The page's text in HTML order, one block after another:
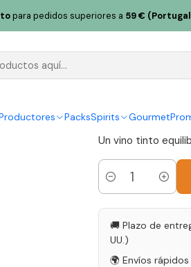
PacksSpirits Gourmet
para pedidos superiores a 59 €
Dão Vino Tinto 1,5L
Vinha
|
Un vino tinto
Cantidad
🚚 Plazo de
UU.)
🌍 Envíos